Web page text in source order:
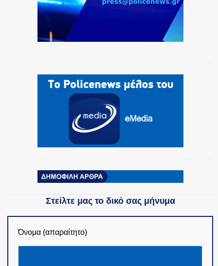
Στείλτε μας το δικό σας μήνυμα
Όνομα (απαραίτητο)